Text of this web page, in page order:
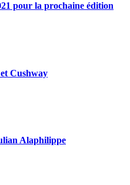
pour la prochaine édition
Cushway
Alaphilippe